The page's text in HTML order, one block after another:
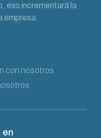
eso incrementará la
empresa.
con nosotros
en